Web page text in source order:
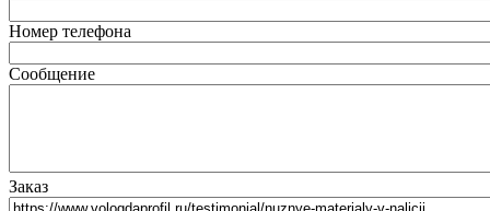
Номер телефона
Сообщение
Заказ